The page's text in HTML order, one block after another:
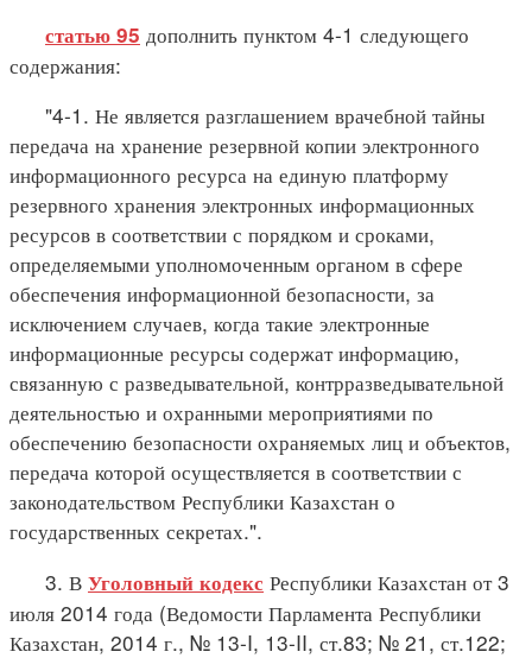
статью 95 дополнить пунктом 4-1 следующего
содержания:
"4-1. Не является разглашением врачебной тайны
передача на хранение резервной копии электронного
информационного ресурса на единую платформу
резервного хранения электронных информационных
ресурсов в соответствии с порядком и сроками,
определяемыми уполномоченным органом в сфере
обеспечения информационной безопасности, за
исключением случаев, когда такие электронные
информационные ресурсы содержат информацию,
связанную с разведывательной, контрразведывательной
деятельностью и охранными мероприятиями по
обеспечению безопасности охраняемых лиц и объектов,
передача которой осуществляется в соответствии с
законодательством Республики Казахстан о
государственных секретах.".
3. В Уголовный кодекс Республики Казахстан от 3
июля 2014 года (Ведомости Парламента Республики
Казахстан, 2014 г., № 13-I, 13-II, ст.83; № 21, ст.122;